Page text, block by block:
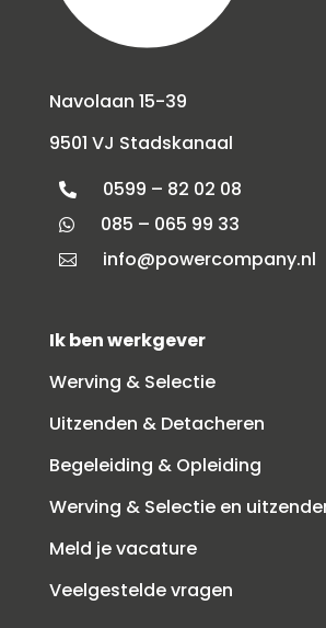
Navolaan 15-39
9501 VJ Stadskanaal
 0599 – 82 02 08
 085 – 065 99 33
 info@powercompany.nl
Ik ben werkgever
Werving & Selectie
Uitzenden & Detacheren
Begeleiding & Opleiding
Werving & Selectie en
Meld je vacature
Veelgestelde vragen